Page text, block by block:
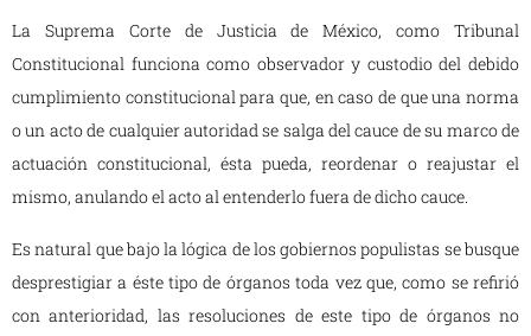
La Suprema Corte de Justicia de México, como Tribunal
Constitucional funciona como observador y custodio del debido
cumplimiento constitucional para que, en caso de que una norma
o un acto de cualquier autoridad se salga del cauce de su marco de
actuación constitucional, ésta pueda, reordenar o reajustar el
mismo, anulando el acto al entenderlo fuera de dicho cauce.
Es natural que bajo la lógica de los gobiernos populistas se busque
desprestigiar a éste tipo de órganos toda vez que, como se refirió
con anterioridad, las resoluciones de este tipo de órganos no